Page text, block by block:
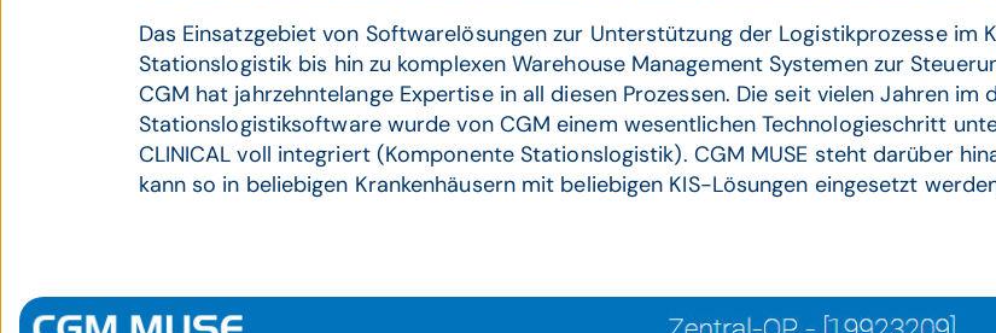
Das Einsatzgebiet von Softwarelösungen zur Unterstützung der Logistikprozesse im
Stationslogistik bis hin zu komplexen Warehouse Management Systemen zur
CGM hat jahrzehntelange Expertise in all diesen Prozessen. Die seit vielen Jahren
Stationslogistiksoftware wurde von CGM einem wesentlichen Technologieschritt
CLINICAL voll integriert (Komponente Stationslogistik). CGM MUSE steht darüber
kann so in beliebigen Krankenhäusern mit beliebigen KIS-Lösungen eingesetzt